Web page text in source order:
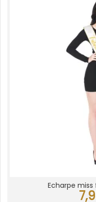
Echarpe